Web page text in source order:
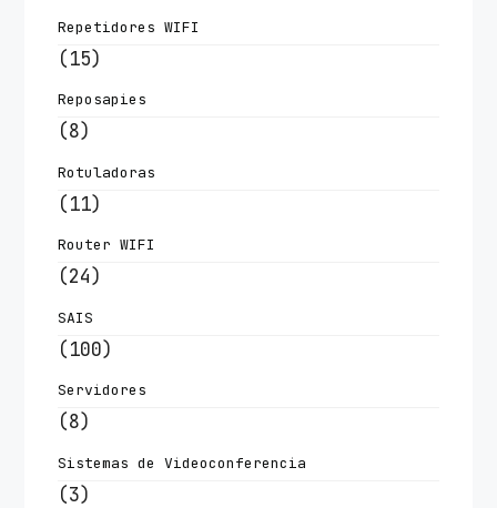
Repetidores WIFI
(15)
Reposapies
(8)
Rotuladoras
(11)
Router WIFI
(24)
SAIS
(100)
Servidores
(8)
Sistemas de Videoconferencia
(3)